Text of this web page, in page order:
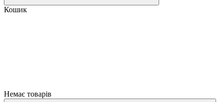
Кошик
Немає товарів